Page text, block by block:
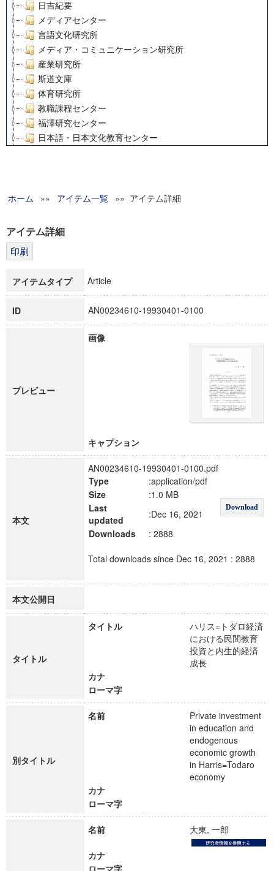
日吉紀要
メディアセンター
言語文化研究所
メディア・コミュニケーション研究所
産業研究所
斯道文庫
体育研究所
教職課程センター
福澤研究センター
日本語・日本文化教育センター
グローバルリサーチインスティテュート
科学研究費補助金研究成果報告書
博士課程教育リーディングプログラム「超成熟社会発展のサ
ホーム »» アイテム一覧 »» アイテム詳細
アイテム詳細
アイテムタイプ Article
ID AN00234610-19930401-0100
プレビュー
画像
キャプション
本文
AN00234610-19930401-0100.pdf
Type
:application/pdf
Download
Size
:1.0 MB
Last
updated
:Dec 16, 2021
Downloads
: 2888
Total downloads since Dec 16, 2021 : 2888
本文公開日
タイトル
タイトル
ハリス=トダロ経済
における民間教育
投資と内生的経済
成長
カナ
ローマ字
別タイトル
名前
Private investment
in education and
endogenous
economic growth
in Harris=Todaro
economy
カナ
ローマ字
名前 大東, 一郎
カナ
ローマ字